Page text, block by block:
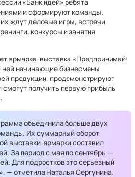
«Банк идей» ребята
и сформируют команды.
ждут деловые игры, встречи
конкурсы и занятия
ярмарка-выставка «Предпринимай!
ней начинающие бизнесмены
продукции, продемонстрируют
смогут получить первую прибыль
объединила больше двух
Их суммарный оборот
выставки-ярмарки составил
За период с мая по сентябрь —
Для подростков это серьезный
— отметила Наталья Сергунина.